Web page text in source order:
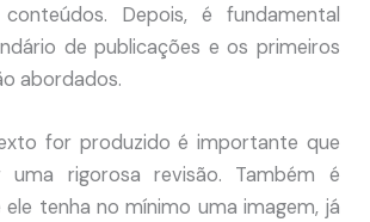
Depois, é fundamental
de publicações e os primeiros
abordados.
for produzido é importante que
uma rigorosa revisão. Também é
ele tenha no mínimo uma imagem, já